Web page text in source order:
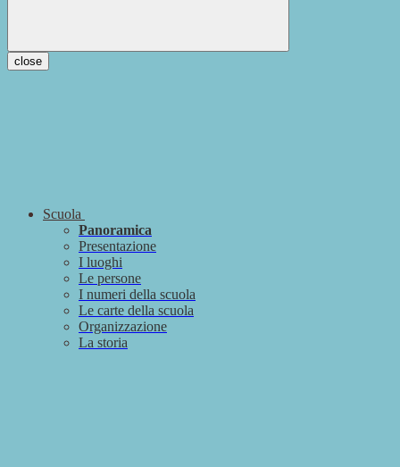
close
Scuola
Panoramica
Presentazione
I luoghi
Le persone
I numeri della scuola
Le carte della scuola
Organizzazione
La storia